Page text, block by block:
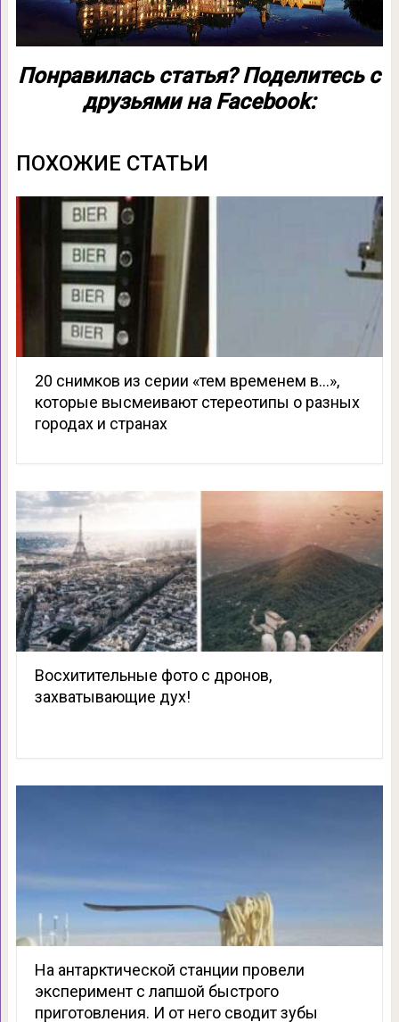
Понравилась статья? Поделитесь с
друзьями на Facebook:
ПОХОЖИЕ СТАТЬИ
20 снимков из серии «тем временем в…»,
которые высмеивают стереотипы о разных
городах и странах
Восхитительные фото с дронов,
захватывающие дух!
На антарктической станции провели
эксперимент с лапшой быстрого
приготовления. И от него сводит зубы